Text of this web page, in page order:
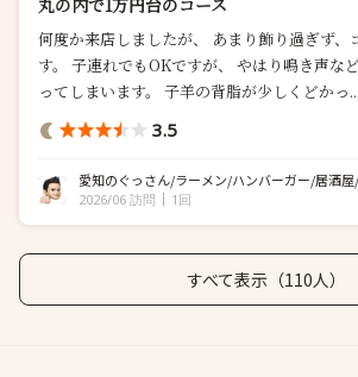
丸の内で1万円台のコース
何度か来店しましたが、 あまり飾り過ぎず、コースをいただけま
す。 子連れでもOKですが、 やはり鳴き声などはこちらが気にな
ってしまいます。 子羊の背脂が少しくどかっ...
3.5
愛知のぐっさん/ラーメン/ハンバーガー/居酒
2026/06 訪問
1回
すべて表示（110人）